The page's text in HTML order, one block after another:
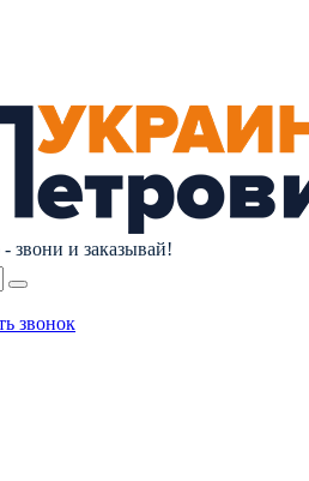
звони и заказывай!
звонок